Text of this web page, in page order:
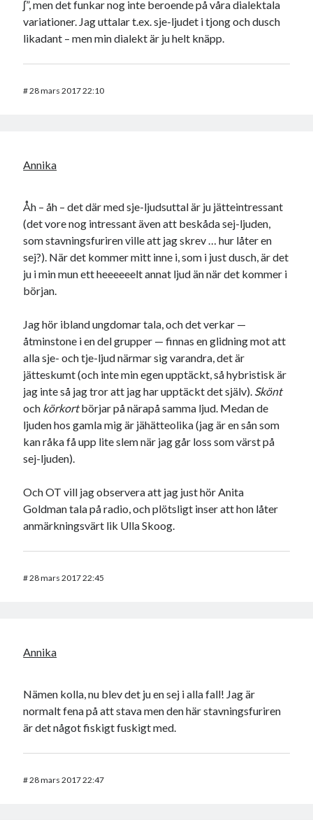
ʃ”, men det funkar nog inte beroende på våra dialektala
variationer. Jag uttalar t.ex. sje-ljudet i tjong och dusch
likadant – men min dialekt är ju helt knäpp.
#28 mars 2017 22:10
Annika
Åh – åh – det där med sje-ljudsuttal är ju jätteintressant
(det vore nog intressant även att beskåda sej-ljuden,
som stavningsfuriren ville att jag skrev … hur låter en
sej?). När det kommer mitt inne i, som i just dusch, är det
ju i min mun ett heeeeeelt annat ljud än när det kommer i
början.
Jag hör ibland ungdomar tala, och det verkar —
åtminstone i en del grupper — finnas en glidning mot att
alla sje- och tje-ljud närmar sig varandra, det är
jätteskumt (och inte min egen upptäckt, så hybristisk är
jag inte så jag tror att jag har upptäckt det själv). Skönt
och körkortbörjar på närapå samma ljud. Medan de
ljuden hos gamla mig är jähätteolika (jag är en sån som
kan råka få upp lite slem när jag går loss som värst på
sej-ljuden).
Och OT vill jag observera att jag just hör Anita
Goldman tala på radio, och plötsligt inser att hon låter
anmärkningsvärt lik Ulla Skoog.
#28 mars 2017 22:45
Annika
Nämen kolla, nu blev det ju en sej i alla fall! Jag är
normalt fena på att stava men den här stavningsfuriren
är det något fiskigt fuskigt med.
#28 mars 2017 22:47